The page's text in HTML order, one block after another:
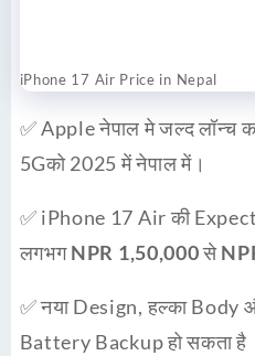
iPhone 17 Air Price in Nepal
✅ Apple नेपाल मे जल्द
5Gको 2025 में नेपाल में।
✅ iPhone 17 Air की
लगभगNPR 1,50,000 से
✅ नया Design, हल्का Body
Battery Backup हो सकता है